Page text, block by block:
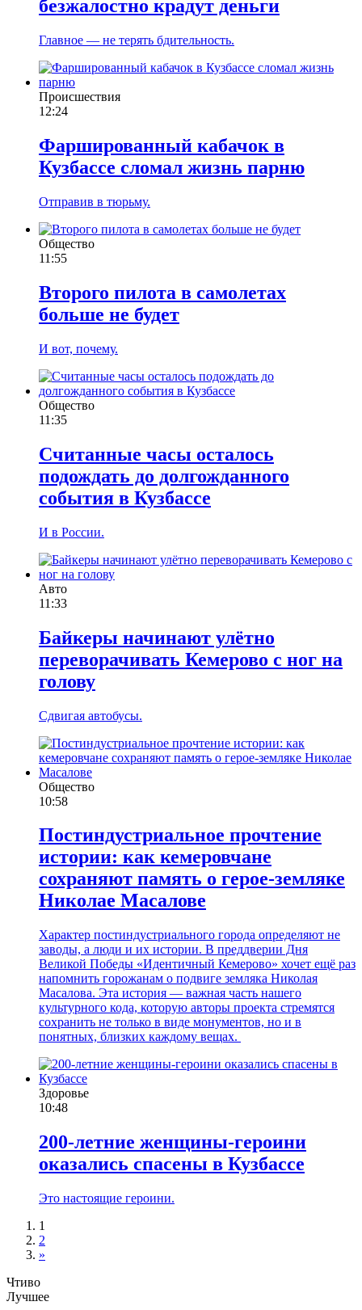
безжалостно крадут деньги
Главное — не терять бдительность.
Происшествия
12:24
Фаршированный кабачок в
Кузбассе сломал жизнь парню
Отправив в тюрьму.
Общество
11:55
Второго пилота в самолетах
больше не будет
И вот, почему.
Общество
11:35
Считанные часы осталось
подождать до долгожданного
события в Кузбассе
И в России.
Авто
11:33
Байкеры начинают улётно
переворачивать Кемерово с ног на
голову
Сдвигая автобусы.
Общество
10:58
Постиндустриальное прочтение
истории: как кемеровчане
сохраняют память о герое-земляке
Николае Масалове
Характер постиндустриального города определяют не
заводы, а люди и их истории. В преддверии Дня
Великой Победы «Идентичный Кемерово» хочет ещё раз
напомнить горожанам о подвиге земляка Николая
Масалова. Эта история — важная часть нашего
культурного кода, которую авторы проекта стремятся
сохранить не только в виде монументов, но и в
понятных, близких каждому вещах.
Здоровье
10:48
200-летние женщины-героини
оказались спасены в Кузбассе
Это настоящие героини.
1
2
»
Чтиво
Лучшее